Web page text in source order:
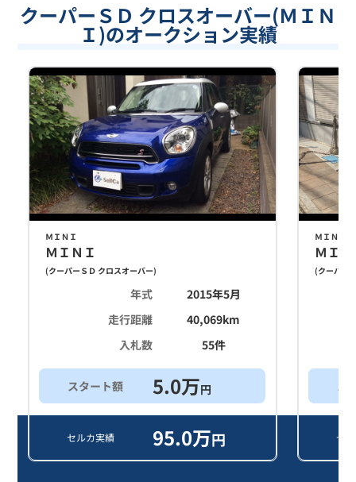
クーパーＳＤ クロスオーバー(ＭＩＮ
Ｉ)のオークション実績
ＭＩＮＩ
ＭＩＮＩ
(クーパーＳＤ クロスオーバー)
年式
2015年5月
走行距離
40,069km
入札数
55件
スタート額 5.0万円
セルカ実績 95.0万円
ＭＩＮＩ
ＭＩ
(クーパー
ス
セ